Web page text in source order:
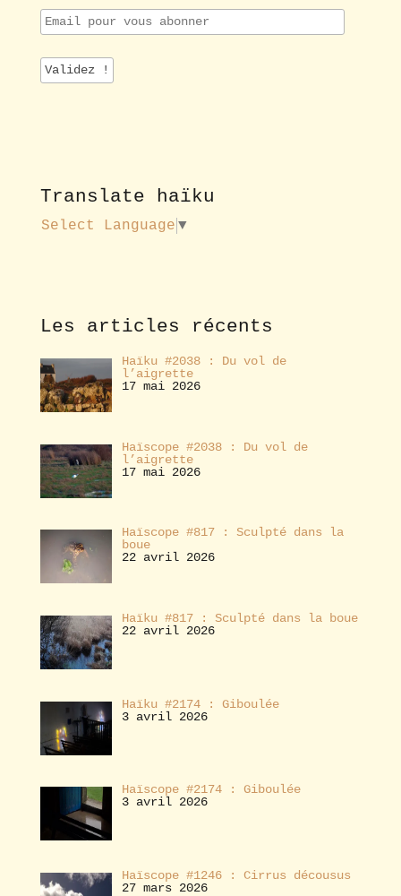
E
m
i
l
o
u
s
e
Translate haïku
Select Language ▼
Les articles récents
Haïku #2038 : Du vol de
l’aigrette
17 mai 2026
Haïscope #2038 : Du vol de
l’aigrette
17 mai 2026
Haïscope #817 : Sculpté dans la
boue
22 avril 2026
Haïku #817 : Sculpté dans la boue
22 avril 2026
Haïku #2174 : Giboulée
3 avril 2026
Haïscope #2174 : Giboulée
3 avril 2026
Haïscope #1246 : Cirrus décousus
27 mars 2026